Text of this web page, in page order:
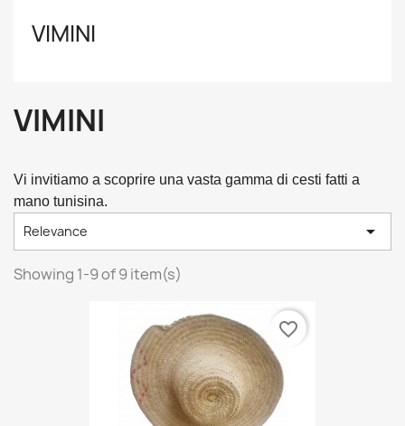
VIMINI
VIMINI
Vi invitiamo a scoprire una vasta gamma di cesti fatti a
mano tunisina.
Relevance 
Showing 1-9 of 9 item(s)
favorite_border